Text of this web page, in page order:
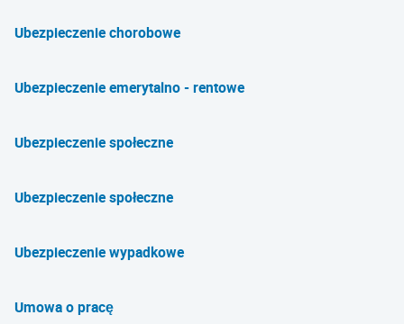
Ubezpieczenie chorobowe
Ubezpieczenie emerytalno - rentowe
Ubezpieczenie społeczne
Ubezpieczenie społeczne
Ubezpieczenie wypadkowe
Umowa o pracę